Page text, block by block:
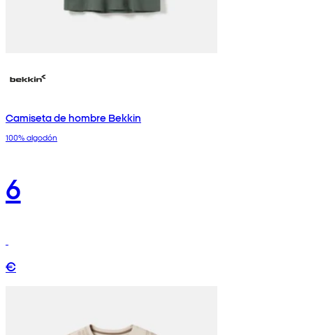
Camiseta de hombre Bekkin
100% algodón
6
€